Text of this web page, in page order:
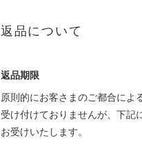
返品について
返品期限
原則的にお客さまのご都合によ
受け付けておりませんが、下記
お受けいたします。